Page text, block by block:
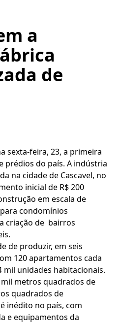
a
de
sexta-feira, 23, a primeira
prédios do país. A indústria
na cidade de Cascavel, no
inicial de R$ 200
em escala de
condomínios
criação de bairros
de produzir, em seis
120 apartamentos cada
mil unidades habitacionais.
metros quadrados de
quadrados de
inédito no país, com
e equipamentos da